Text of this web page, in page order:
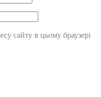
сайту в цьому браузері